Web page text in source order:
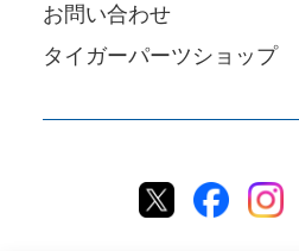
お問い合わせ
タイガーパーツショップ